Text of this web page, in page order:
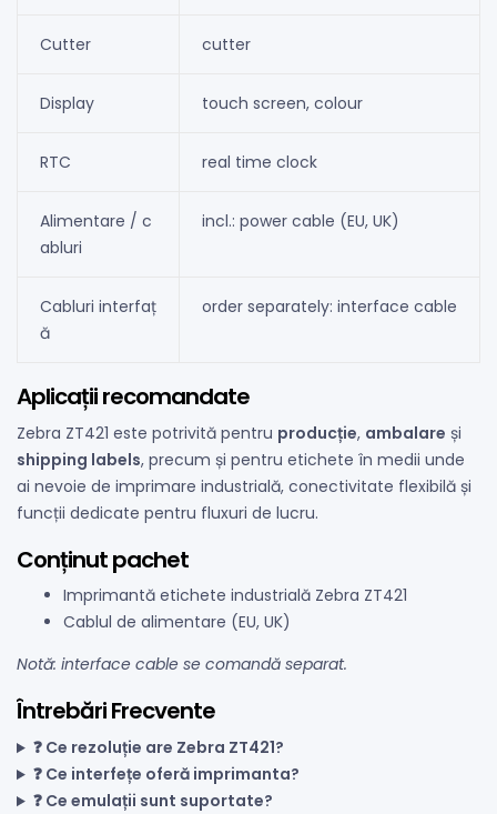
Cutter cutter
Display touch screen, colour
RTC real time clock
Alimentare / c
abluri
incl.: power cable (EU, UK)
Cabluri interfaț
ă
order separately: interface cable
Aplicații recomandate
Zebra ZT421 este potrivită pentru producție, ambalare și
shipping labels, precum și pentru etichete în medii unde
ai nevoie de imprimare industrială, conectivitate flexibilă și
funcții dedicate pentru fluxuri de lucru.
Conținut pachet
Imprimantă etichete industrială Zebra ZT421
Cablul de alimentare (EU, UK)
Notă: interface cable se comandă separat.
Întrebări Frecvente
❓ Ce rezoluție are Zebra ZT421?
❓ Ce interfețe oferă imprimanta?
❓ Ce emulații sunt suportate?